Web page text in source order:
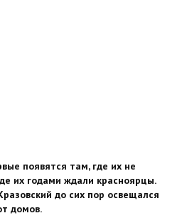
появятся там, где их не
их годами ждали красноярцы.
до сих пор освещался
домов.